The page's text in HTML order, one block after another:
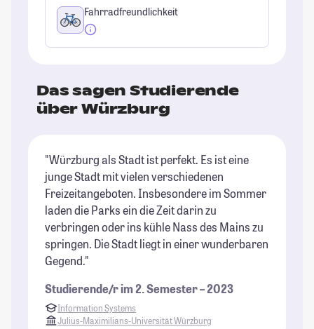
Fahrradfreundlichkeit
Das sagen Studierende
über Würzburg
"Würzburg als Stadt ist perfekt. Es ist eine
junge Stadt mit vielen verschiedenen
Freizeitangeboten. Insbesondere im Sommer
laden die Parks ein die Zeit darin zu
verbringen oder ins kühle Nass des Mains zu
springen. Die Stadt liegt in einer wunderbaren
Gegend."
Studierende/r im 2. Semester – 2023
Information Systems
Julius-Maximilians-Universität Würzburg